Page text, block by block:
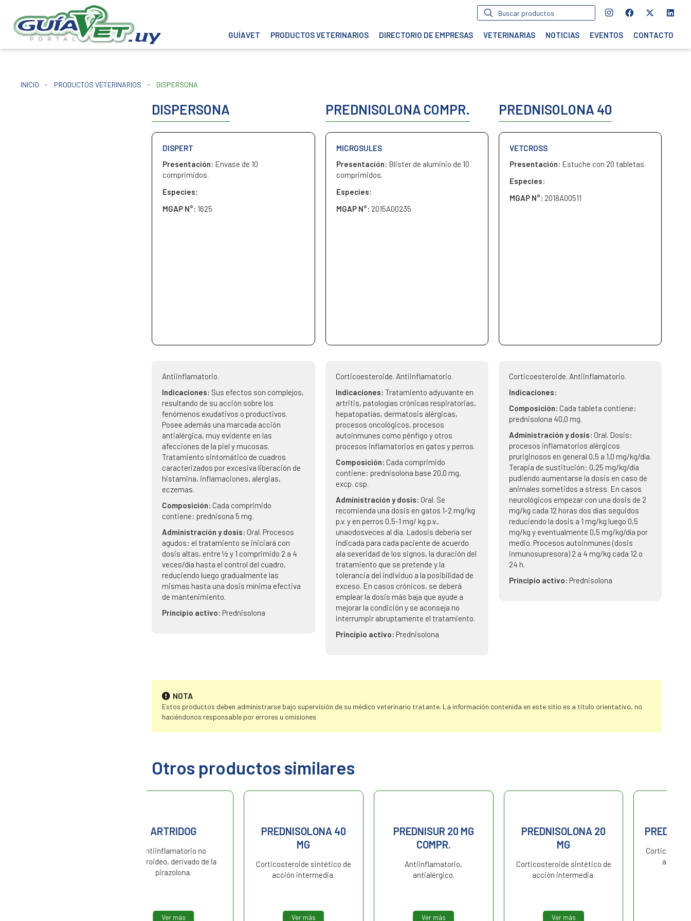
Búsqueda
de
GUÍAVET PRODUCTOS VETERINARIOS DIRECTORIO DE EMPRESAS VETERINARIAS NOTICIAS EVENTOS CONTACTO
INICIO - PRODUCTOS VETERINARIOS - DISPERSONA
DISPERSONA
DISPERT
Presentación: Envase de 10
comprimidos.
Especies:
MGAP N°: 1625
Antiinflamatorio.
Indicaciones: Sus efectos son complejos,
resultando de su acción sobre los
fenómenos exudativos o productivos.
Posee además una marcada acción
antialérgica, muy evidente en las
afecciones de la piel y mucosas.
Tratamiento sintomático de cuadros
caracterizados por excesiva liberación de
histamina, inflamaciones, alergias,
eczemas.
Composición:Cada comprimido
contiene: prednisona 5 mg.
Administración y dosis:Oral. Procesos
agudos: el tratamiento se iniciará con
dosis altas, entre ½ y 1 comprimido 2 a 4
veces/día hasta el control del cuadro,
reduciendo luego gradualmente las
mismas hasta una dosis mínima efectiva
de mantenimiento.
Principio activo:Prednisolona
PREDNISOLONA COMPR.
MICROSULES
Presentación: Blister de aluminio de 10
comprimidos.
Especies:
MGAP N°: 2015A00235
Corticoesteroide. Antiinflamatorio.
Indicaciones: Tratamiento adyuvante en
artritis, patologías crónicas respiratorias,
hepatopatías, dermatosis alérgicas,
procesos oncológicos, procesos
autoinmunes como pénfigo y otros
procesos inflamatorios en gatos y perros.
Composición: Cada comprimido
contiene: prednisolona base 20,0 mg,
excp. csp.
Administración y dosis: Oral. Se
recomienda una dosis en gatos 1-2 mg/kg
p.v. y en perros 0,5-1 mg/ kg p.v.,
unaodosveces al día. Ladosis debería ser
indicada para cada paciente de acuerdo
ala severidad de los signos, la duración del
tratamiento que se pretende y la
tolerancia del individuo a la posibilidad de
exceso. En casos crónicos, se deberá
emplear la dosis más baja que ayude a
mejorar la condición y se aconseja no
interrumpir abruptamente el tratamiento.
Principio activo: Prednisolona
PREDNISOLONA 40
VETCROSS
Presentación: Estuche con 20 tabletas.
Especies:
MGAP N°: 2018A00511
Corticoesteroide. Antiinflamatorio.
Indicaciones:
Composición: Cada tableta contiene:
prednisolona 40,0 mg.
Administración y dosis: Oral. Dosis:
procesos inflamatorios alérgicos
pruriginosos en general 0,5 a 1,0 mg/kg/día.
Terapia de sustitución: 0,25 mg/kg/día
pudiendo aumentarse la dosis en caso de
animales sometidos a stress. En casos
neurológicos empezar con una dosis de 2
mg/kg cada 12 horas dos días seguidos
reduciendo la dosis a 1 mg/kg luego 0,5
mg/kg y eventualmente 0,5 mg/kg/día por
medio. Procesos autoinmunes (dosis
inmunosupresora) 2 a 4 mg/kg cada 12 o
24 h.
Principio activo: Prednisolona
NOTA
Estos productos deben administrarse bajo supervisión de su médico veterinario tratante. La información contenida en este sitio es a título orientativo, no
haciéndonos responsable por errores u omisiones
Otros productos similares
PREDNISOLONA 40
Corticosteroide sintético de
acción intermedia.
PREDNISUR 20 MG
Antiinflamatorio,
antialérgico.
PREDNISOLONA 20
Corticosteroide sintético de
acción intermedia.
PREDNISOLONA 10 MG
Corticosteroide sintético de
acción intermedia.